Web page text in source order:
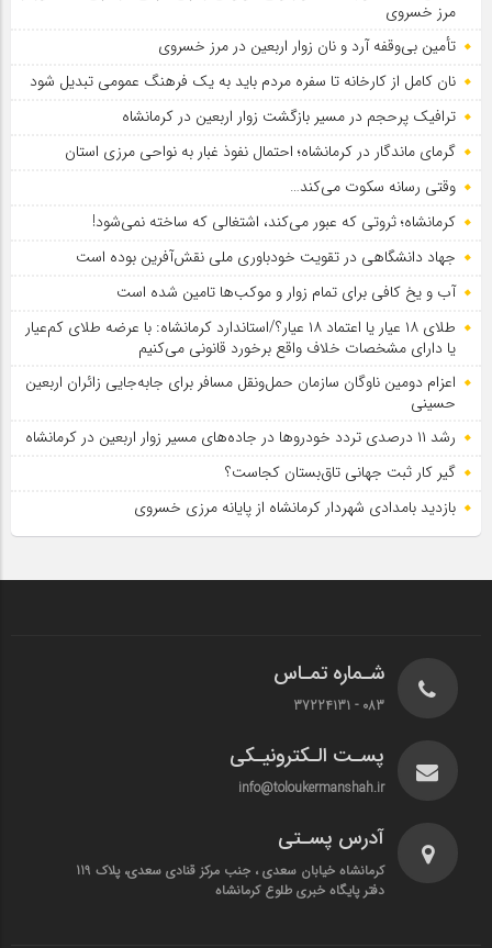
مرز خسروی
تأمین بی‌وقفه آرد و نان زوار اربعین در مرز خسروی
نان کامل از کارخانه تا سفره مردم باید به یک فرهنگ عمومی تبدیل شود
ترافیک پرحجم در مسیر بازگشت زوار اربعین در کرمانشاه
گرمای ماندگار در کرمانشاه؛ احتمال نفوذ غبار به نواحی مرزی استان
وقتی رسانه سکوت می‌کند…
کرمانشاه؛ ثروتی که عبور می‌کند، اشتغالی که ساخته نمی‌شود!
جهاد دانشگاهی در تقویت خودباوری ملی نقش‌آفرین بوده است
آب و یخ کافی برای تمام زوار و موکب‌ها تامین شده است
طلای ۱۸ عیار یا اعتماد ۱۸ عیار؟/استاندارد کرمانشاه: با عرضه طلای کم‌عیار
یا دارای مشخصات خلاف واقع برخورد قانونی می‌کنیم
اعزام دومین ناوگان سازمان حمل‌ونقل مسافر برای جابه‌جایی زائران اربعین
حسینی
رشد ۱۱ درصدی تردد خودروها در جاده‌های مسیر زوار اربعین در کرمانشاه
گیر کار ثبت جهانی تاق‌بستان کجاست؟
بازدید بامدادی شهردار کرمانشاه از پایانه مرزی خسروی
شـماره تمـاس
083 - 37224131
پسـت الـکترونیـکی
info@toloukermanshah.ir
آدرس پسـتی
کرمانشاه خیابان سعدی ، جنب مرکز قنادی سعدی، پلاک 119
دفتر پایگاه خبری طلوع کرمانشاه